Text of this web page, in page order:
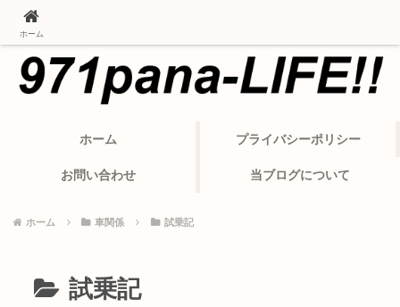
ホーム プライバシーポリシー
お問い合わせ 当ブログについて
ホーム 車関係 試乗記
試乗記
ホーム